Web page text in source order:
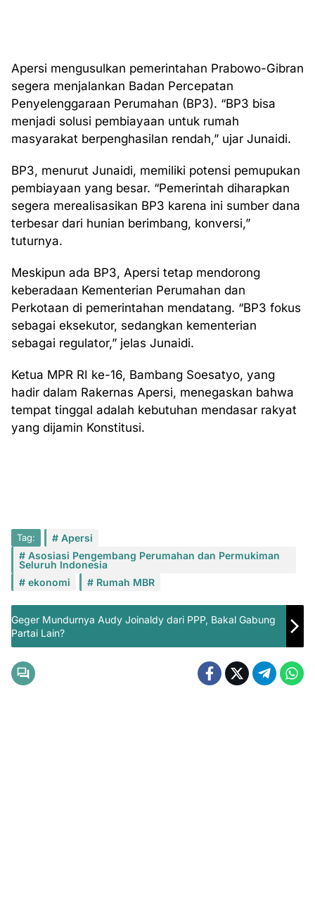
Apersi mengusulkan pemerintahan Prabowo-Gibran
segera menjalankan Badan Percepatan
Penyelenggaraan Perumahan (BP3). “BP3 bisa
menjadi solusi pembiayaan untuk rumah
masyarakat berpenghasilan rendah,” ujar Junaidi.
BP3, menurut Junaidi, memiliki potensi pemupukan
pembiayaan yang besar. “Pemerintah diharapkan
segera merealisasikan BP3 karena ini sumber dana
terbesar dari hunian berimbang, konversi,”
tuturnya.
Meskipun ada BP3, Apersi tetap mendorong
keberadaan Kementerian Perumahan dan
Perkotaan di pemerintahan mendatang. “BP3 fokus
sebagai eksekutor, sedangkan kementerian
sebagai regulator,” jelas Junaidi.
Ketua MPR RI ke-16, Bambang Soesatyo, yang
hadir dalam Rakernas Apersi, menegaskan bahwa
tempat tinggal adalah kebutuhan mendasar rakyat
yang dijamin Konstitusi.
Tag:
Apersi
Asosiasi Pengembang Perumahan dan Permukiman
Seluruh Indonesia
ekonomi
Rumah MBR
Geger Mundurnya Audy Joinaldy dari PPP, Bakal Gabung
Partai Lain?